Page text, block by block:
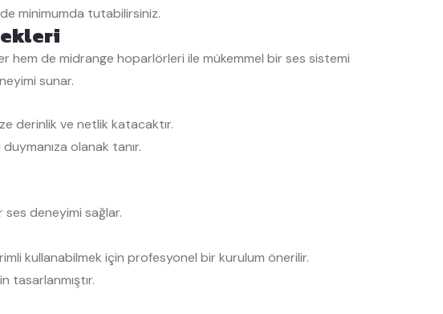
de minimumda tutabilirsiniz.
de midrange hoparlörleri ile mükemmel bir ses sistemi
sunar.
derinlik ve netlik katacaktır.
olanak tanır.
ses deneyimi sağlar.
kullanabilmek için profesyonel bir kurulum önerilir.
tasarlanmıştır.